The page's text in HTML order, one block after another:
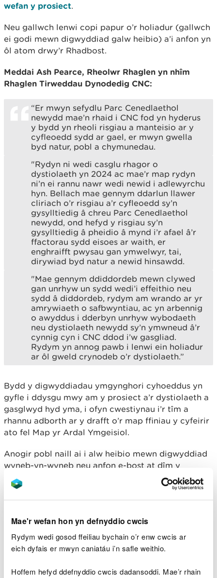
Mae'r wefan hon yn defnyddio cwcis
Rydym wedi gosod ffeiliau bychain o’r enw cwcis ar
eich dyfais er mwyn caniatáu i’n safle weithio.
Hoffem hefyd ddefnyddio cwcis dadansoddi. Mae’r rhain
wefan y prosiect.
Neu gallwch lenwi copi papur o’r holiadur (gallwch
ei godi mewn digwyddiad galw heibio) a’i anfon yn
ôl atom drwy’r Rhadbost.
Meddai Ash Pearce, Rheolwr Rhaglen yn nhîm
Rhaglen Tirweddau Dynodedig CNC:
“Er mwyn sefydlu Parc Cenedlaethol
newydd mae’n rhaid i CNC fod yn hyderus
y bydd yn rheoli risgiau a manteisio ar y
cyfleoedd sydd ar gael, er mwyn gwella
byd natur, pobl a chymunedau.
"Rydyn ni wedi casglu rhagor o
dystiolaeth yn 2024 ac mae’r map rydyn
ni’n ei rannu nawr wedi newid i adlewyrchu
hyn. Bellach mae gennym ddarlun llawer
cliriach o’r risgiau a’r cyfleoedd sy’n
gysylltiedig â chreu Parc Cenedlaethol
newydd, ond hefyd y risgiau sy’n
gysylltiedig â pheidio â mynd i’r afael â’r
ffactorau sydd eisoes ar waith, er
enghraifft pwysau gan ymwelwyr, tai,
dirywiad byd natur a newid hinsawdd.
"Mae gennym ddiddordeb mewn clywed
gan unrhyw un sydd wedi’i effeithio neu
sydd â diddordeb, rydym am wrando ar yr
amrywiaeth o safbwyntiau, ac yn arbennig
o awyddus i dderbyn unrhyw wybodaeth
neu dystiolaeth newydd sy’n ymwneud â’r
cynnig cyn i CNC ddod i’w gasgliad.
Rydym yn annog pawb i lenwi ein holiadur
ar ôl gweld crynodeb o’r dystiolaeth.”
Bydd y digwyddiadau ymgynghori cyhoeddus yn
gyfle i ddysgu mwy am y prosiect a’r dystiolaeth a
gasglwyd hyd yma, i ofyn cwestiynau i’r tîm a
rhannu adborth ar y drafft o’r map ffiniau y cyfeirir
ato fel Map yr Ardal Ymgeisiol.
Anogir pobl naill ai i alw heibio mewn digwyddiad
wyneb-yn-wyneb neu anfon e-bost at dîm y
prosiect yn
rhaglen.tirweddau.dynodedig@cyfoethnaturiol.cy
mrui gofrestru ar gyfer digwyddiad ar-lein. Dim
gan y bydd yr wybodaeth a rennir yr un fath ar
gyfer pob digwyddiad.